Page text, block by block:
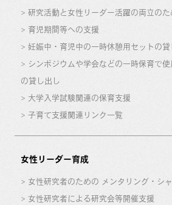
研究活動と女性リーダー活躍の両立の
育児期間等への支援
妊娠中・育児中の一時休憩用セットの
シンポジウムや学会などの一時保育で
の貸し出し
大学入学試験関連の保育支援
子育て支援関連リンク一覧
女性リーダー育成
女性研究者のための メンタリング・シ
女性研究者による研究会等開催支援